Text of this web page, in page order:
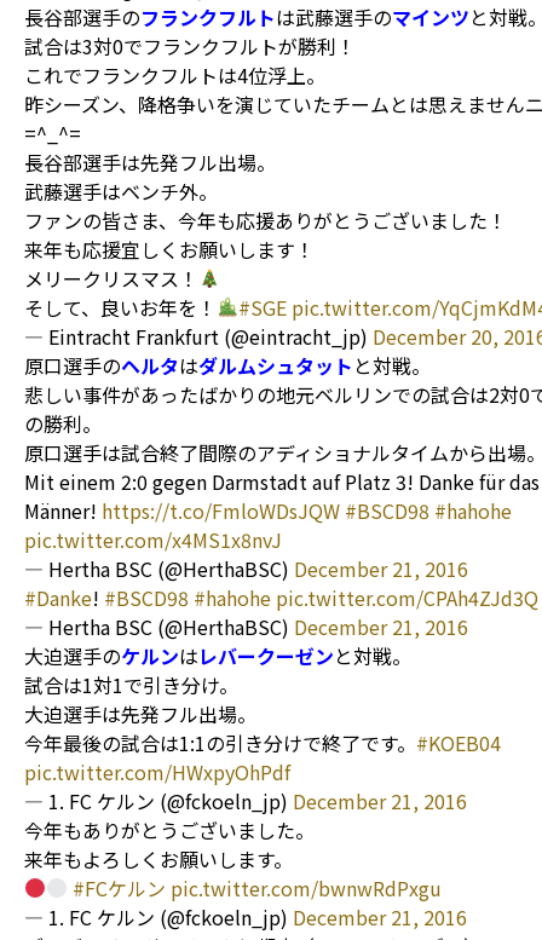
長谷部選手のフランクフルトは武藤選手のマインツと対戦
試合は3対0でフランクフルトが勝利！
これでフランクフルトは4位浮上。
昨シーズン、降格争いを演じていたチームとは思えません
=^_^=
長谷部選手は先発フル出場。
武藤選手はベンチ外。
ファンの皆さま、今年も応援ありがとうございました！
来年も応援宜しくお願いします！
メリークリスマス！
そして、良いお年を！
#SGE pic.twitter.com/
— Eintracht Frankfurt (@eintracht_jp) December 20,
原口選手のヘルタはダルムシュタット と対戦。
悲しい事件があったばかりの地元ベルリンでの試合は2対0
の勝利。
原口選手は試合終了間際のアディショナルタイムから出場
Mit einem 2:0 gegen Darmstadt auf Platz 3! Danke für
Männer! https://t.co/FmloWDsJQW #BSCD98 #hahohe
pic.twitter.com/x4MS1x8nvJ
— Hertha BSC (@HerthaBSC) December 21, 2016
#Danke! #BSCD98 #hahohe pic.twitter.com/CPAh4ZJd3Q
— Hertha BSC (@HerthaBSC) December 21, 2016
大迫選手のケルンはレバークーゼンと対戦。
試合は1対1で引き分け。
大迫選手は先発フル出場。
今年最後の試合は1:1の引き分けで終了です。 #KOEB04
pic.twitter.com/HWxpyOhPdf
— 1. FC ケルン (@fckoeln_jp) December 21, 2016
今年もありがとうございました。
来年もよろしくお願いします。
#FCケルン pic.twitter.com/bwnwRdPxgu
— 1. FC ケルン (@fckoeln_jp) December 21, 2016